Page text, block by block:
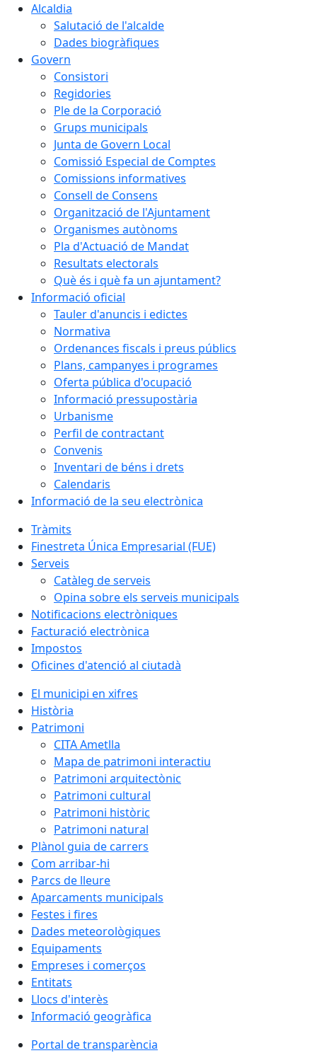
Alcaldia
Salutació de l'alcalde
Dades biogràfiques
Govern
Consistori
Regidories
Ple de la Corporació
Grups municipals
Junta de Govern Local
Comissió Especial de Comptes
Comissions informatives
Consell de Consens
Organització de l'Ajuntament
Organismes autònoms
Pla d'Actuació de Mandat
Resultats electorals
Què és i què fa un ajuntament?
Informació oficial
Tauler d'anuncis i edictes
Normativa
Ordenances fiscals i preus públics
Plans, campanyes i programes
Oferta pública d'ocupació
Informació pressupostària
Urbanisme
Perfil de contractant
Convenis
Inventari de béns i drets
Calendaris
Informació de la seu electrònica
Tràmits
Finestreta Única Empresarial (FUE)
Serveis
Catàleg de serveis
Opina sobre els serveis municipals
Notificacions electròniques
Facturació electrònica
Impostos
Oficines d'atenció al ciutadà
El municipi en xifres
Història
Patrimoni
CITA Ametlla
Mapa de patrimoni interactiu
Patrimoni arquitectònic
Patrimoni cultural
Patrimoni històric
Patrimoni natural
Plànol guia de carrers
Com arribar-hi
Parcs de lleure
Aparcaments municipals
Festes i fires
Dades meteorològiques
Equipaments
Empreses i comerços
Entitats
Llocs d'interès
Informació geogràfica
Portal de transparència